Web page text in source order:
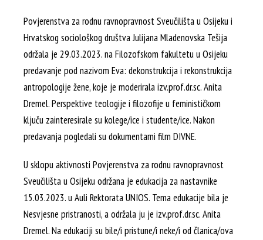
Povjerenstva za rodnu ravnopravnost Sveučilišta u Osijeku i
Hrvatskog sociološkog društva Julijana Mladenovska Tešija
održala je 29.03.2023. na Filozofskom fakultetu u Osijeku
predavanje pod nazivom Eva: dekonstrukcija i rekonstrukcija
antropologije žene, koje je moderirala izv.prof.dr.sc. Anita
Dremel. Perspektive teologije i filozofije u feminističkom
ključu zainteresirale su kolege/ice i studente/ice. Nakon
predavanja pogledali su dokumentarni film DIVNE.
U sklopu aktivnosti Povjerenstva za rodnu ravnopravnost
Sveučilišta u Osijeku održana je edukacija za nastavnike
15.03.2023. u Auli Rektorata UNIOS. Tema edukacije bila je
Nesvjesne pristranosti, a održala ju je izv.prof.dr.sc. Anita
Dremel. Na edukaciji su bile/i pristune/i neke/i od članica/ova